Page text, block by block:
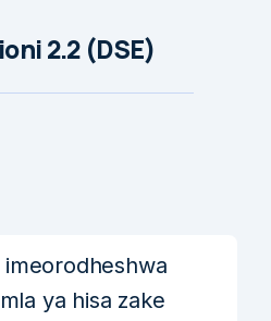
2.2 (DSE)
ya hisa zake